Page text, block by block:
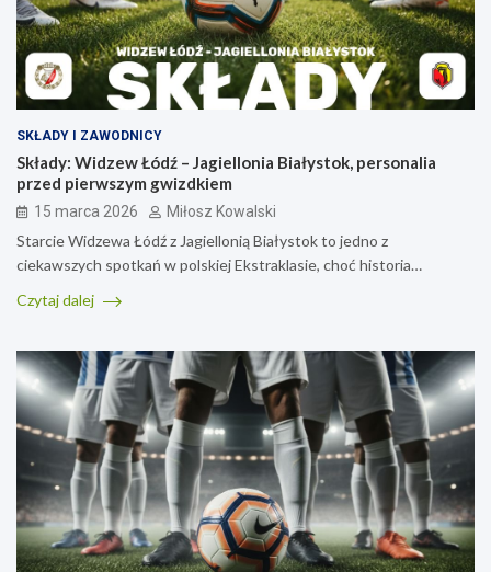
SKŁADY I ZAWODNICY
Składy: Widzew Łódź – Jagiellonia Białystok, personalia
przed pierwszym gwizdkiem
15 marca 2026 Miłosz Kowalski
Starcie Widzewa Łódź z Jagiellonią Białystok to jedno z
ciekawszych spotkań w polskiej Ekstraklasie, choć historia…
Czytaj dalej